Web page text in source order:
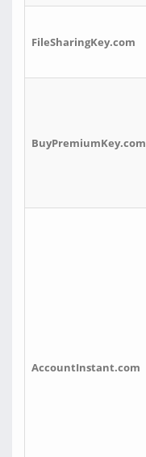
FileSharingKey.com
BuyPremiumKey.com
AccountInstant.com